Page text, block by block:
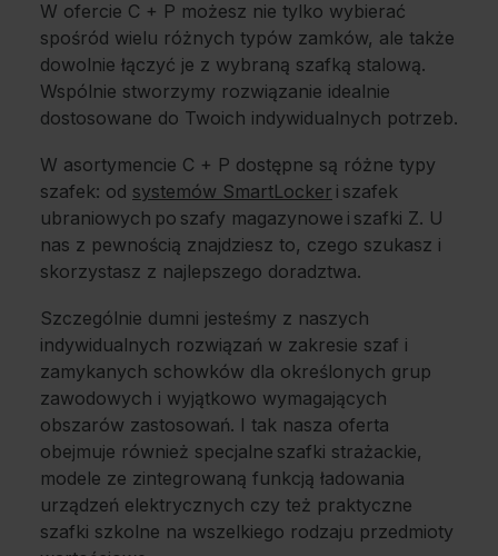
W ofercie C + P możesz nie tylko wybierać
spośród wielu różnych typów zamków, ale także
dowolnie łączyć je z wybraną szafką stalową.
Wspólnie stworzymy rozwiązanie idealnie
dostosowane do Twoich indywidualnych potrzeb.
W asortymencie C + P dostępne są różne typy
szafek: od systemów SmartLocker i szafek
ubraniowych po szafy magazynowe i szafki Z. U
nas z pewnością znajdziesz to, czego szukasz i
skorzystasz z najlepszego doradztwa.
Szczególnie dumni jesteśmy z naszych
indywidualnych rozwiązań w zakresie szaf i
zamykanych schowków dla określonych grup
zawodowych i wyjątkowo wymagających
obszarów zastosowań. I tak nasza oferta
obejmuje również specjalne szafki strażackie,
modele ze zintegrowaną funkcją ładowania
urządzeń elektrycznych czy też praktyczne
szafki szkolne na wszelkiego rodzaju przedmioty